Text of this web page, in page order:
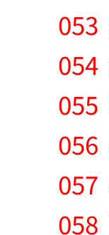
053
054
055
056
057
058